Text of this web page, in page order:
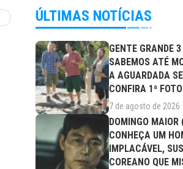
ÚLTIMAS NOTÍCIAS
GENTE GRANDE
SABEMOS ATÉ
A AGUARDADA
CONFIRA 1ª
ELENCO!
7 de agosto de 2026
DOMINGO
CONHEÇA UM
IMPLACÁVEL,
COREANO QUE